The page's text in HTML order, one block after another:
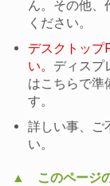
ん。その他、
ください。
デスクトップ
い。 ディスプ
はこちらで準
す。
詳しい事、ご
い。
▲ このページ